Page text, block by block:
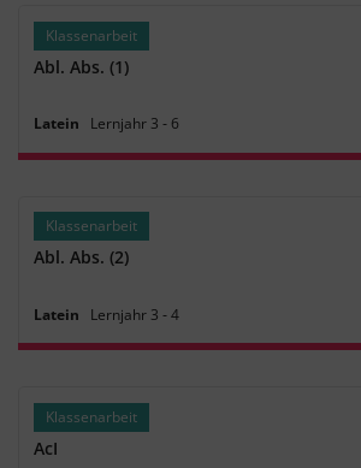
Klassenarbeit
Abl. Abs. (1)
Latein Lernjahr 3 ‐ 6
Klassenarbeit
Abl. Abs. (2)
Latein Lernjahr 3 ‐4
Klassenarbeit
AcI